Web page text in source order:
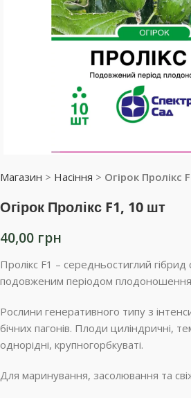
Магазин > Насіння > Огірок Пролікс
Огірок Пролікс F1, 10 шт
40,00 грн
Пролікс F1 – середньостиглий гібрид
подовженим періодом
Рослини генеративного типу з
бічних пагонів. Плоди циліндричні,
однорідні, крупногорбкуваті.
Для маринування, засолювання та